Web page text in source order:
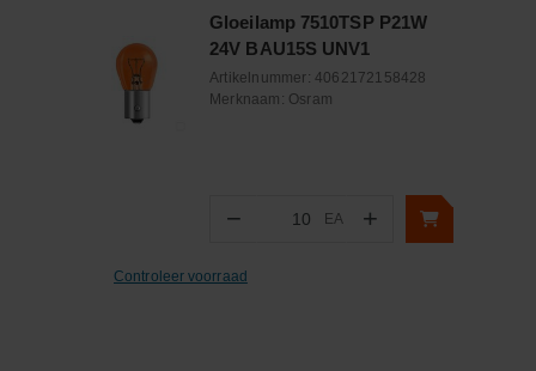
Gloeilamp 7510TSP P21W
24V BAU15S UNV1
Artikelnummer: 4062172158428
Merknaam: Osram
− Aantal
EA +
Controleer voorraad